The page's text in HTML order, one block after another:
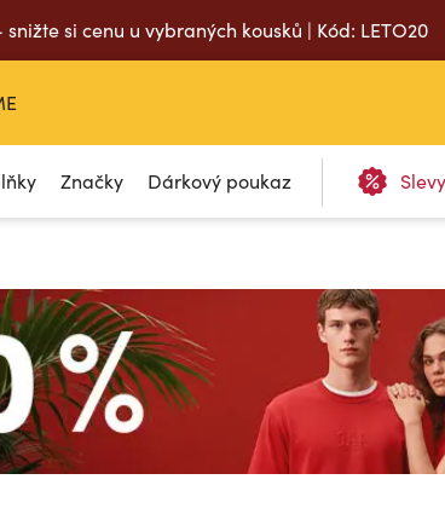
si cenu u vybraných kousků | Kód: LETO20
Značky Dárkový poukaz